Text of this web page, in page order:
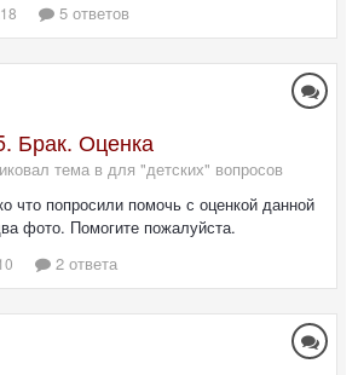
5 ответов
Брак. Оценка
тема в для "детских" вопросов
что попросили помочь с оценкой данной
фото. Помогите пожалуйста.
2 ответа